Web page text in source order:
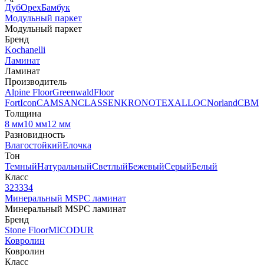
ДубОрехБамбук
Модульный паркет
Модульный паркет
Бренд
Kochanelli
Ламинат
Ламинат
Производитель
Alpine FloorGreenwaldFloor
FortIconCAMSANCLASSENKRONOTEXALLOCNorlandCBM
Толщина
8 мм10 мм12 мм
Разновидность
ВлагостойкийЕлочка
Тон
ТемныйНатуральныйСветлыйБежевыйСерыйБелый
Класс
323334
Минеральный MSPC ламинат
Минеральный MSPC ламинат
Бренд
Stone FloorMICODUR
Ковролин
Ковролин
Класс